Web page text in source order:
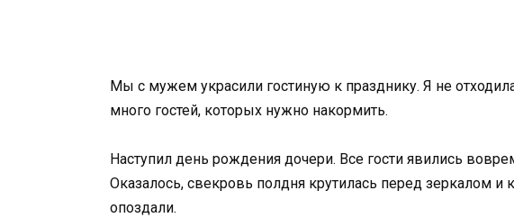
Мы с мужем украсили гостиную к празднику. Я не
много гостей, которых нужно накормить.
Наступил день рождения дочери. Все гости явились
Оказалось, свекровь полдня крутилась перед зеркалом и
опоздали.